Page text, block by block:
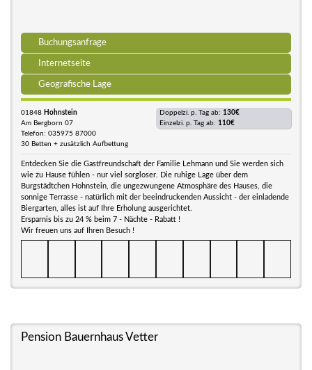
Buchungsanfrage
Internetseite
Geografische Lage
01848 Hohnstein
Am Bergborn 07
Telefon: 035975 87000
30 Betten + zusätzlich Aufbettung
Doppelzi. p. Tag ab: 130€
Einzelzi. p. Tag ab: 110€
Entdecken Sie die Gastfreundschaft der Familie Lehmann und Sie werden sich
wie zu Hause fühlen - nur viel sorgloser. Die ruhige Lage über dem
Burgstädtchen Hohnstein, die ungezwungene Atmosphäre des Hauses, die
sonnige Terrasse - natürlich mit der beeindruckenden Aussicht - der einladende
Biergarten, alles ist auf Ihre Erholung ausgerichtet.
Ersparnis bis zu 24 % beim 7 - Nächte - Rabatt !
Wir freuen uns auf Ihren Besuch !
Pension Bauernhaus Vetter